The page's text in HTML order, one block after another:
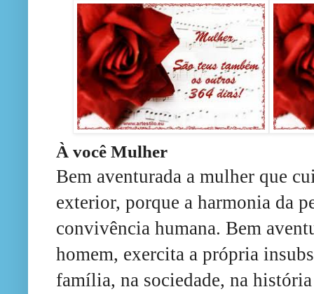
À você Mulher
Bem aventurada a mulher que
exterior, porque a harmonia da
convivência humana. Bem
homem, exercita a própria
família, na sociedade, na